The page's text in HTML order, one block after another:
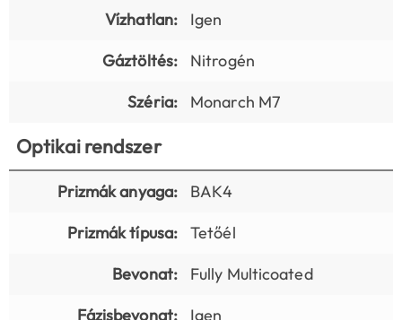
Vízhatlan:
Igen
Gáztöltés:
Nitrogén
Széria:
Monarch M7
Optikai rendszer
Prizmák anyaga:
BAK4
Prizmák típusa:
Tetőél
Bevonat:
Fully Multicoated
Fázisbevonat:
Igen